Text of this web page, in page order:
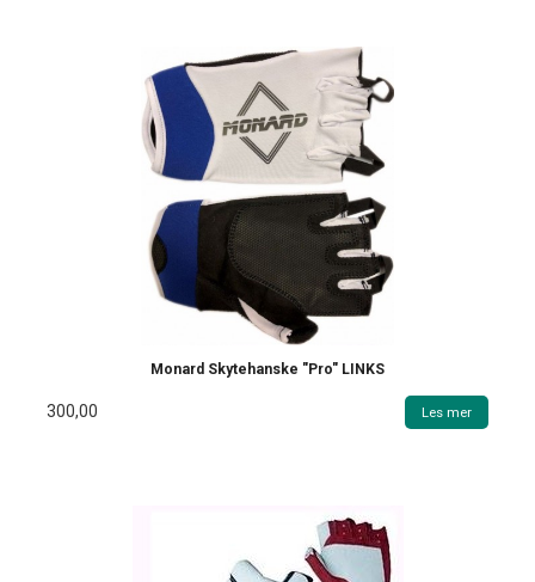
Monard Skytehanske "Pro" LINKS
300,00 Les mer